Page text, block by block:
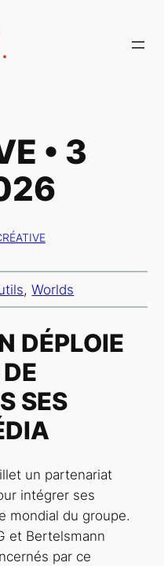
• 3
, Worlds
DÉPLOIE
SES
un partenariat
intégrer ses
mondial du groupe.
et Bertelsmann
par ce